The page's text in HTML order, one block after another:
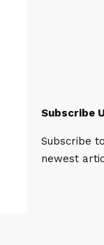
Subscribe
Subscribe
newest